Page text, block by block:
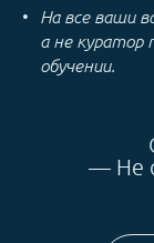
На все ваши
а не куратор
обучении.
— Не